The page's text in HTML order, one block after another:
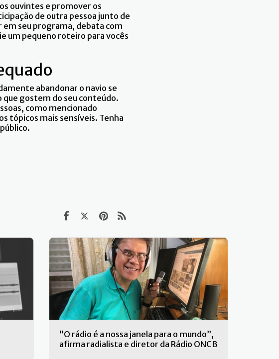
ouvintes e promover os
de outra pessoa junto de
em seu programa, debata com
um pequeno roteiro para vocês
abandonar o navio se
gostem do seu conteúdo.
como mencionado
tópicos mais sensíveis. Tenha
“O rádio é a nossa janela para o mundo”,
afirma radialista e diretor da Rádio ONCB